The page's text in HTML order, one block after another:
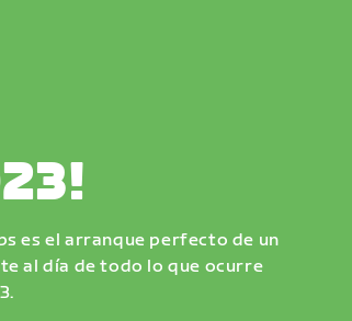
es el arranque perfecto de un
al día de todo lo que ocurre